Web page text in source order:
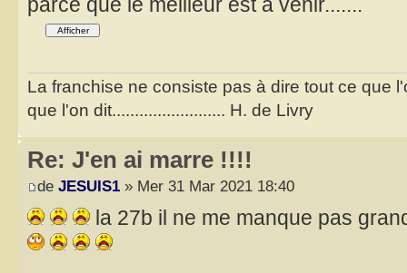
La franchise ne consiste pas à dire tout ce que
que l'on dit......................... H. de Livry
Re: J'en ai marre !!!!
de JESUIS1 » Mer 31 Mar 2021 18:40
la 27b il ne me manque pas